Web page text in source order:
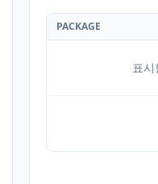
PACKAGE
표